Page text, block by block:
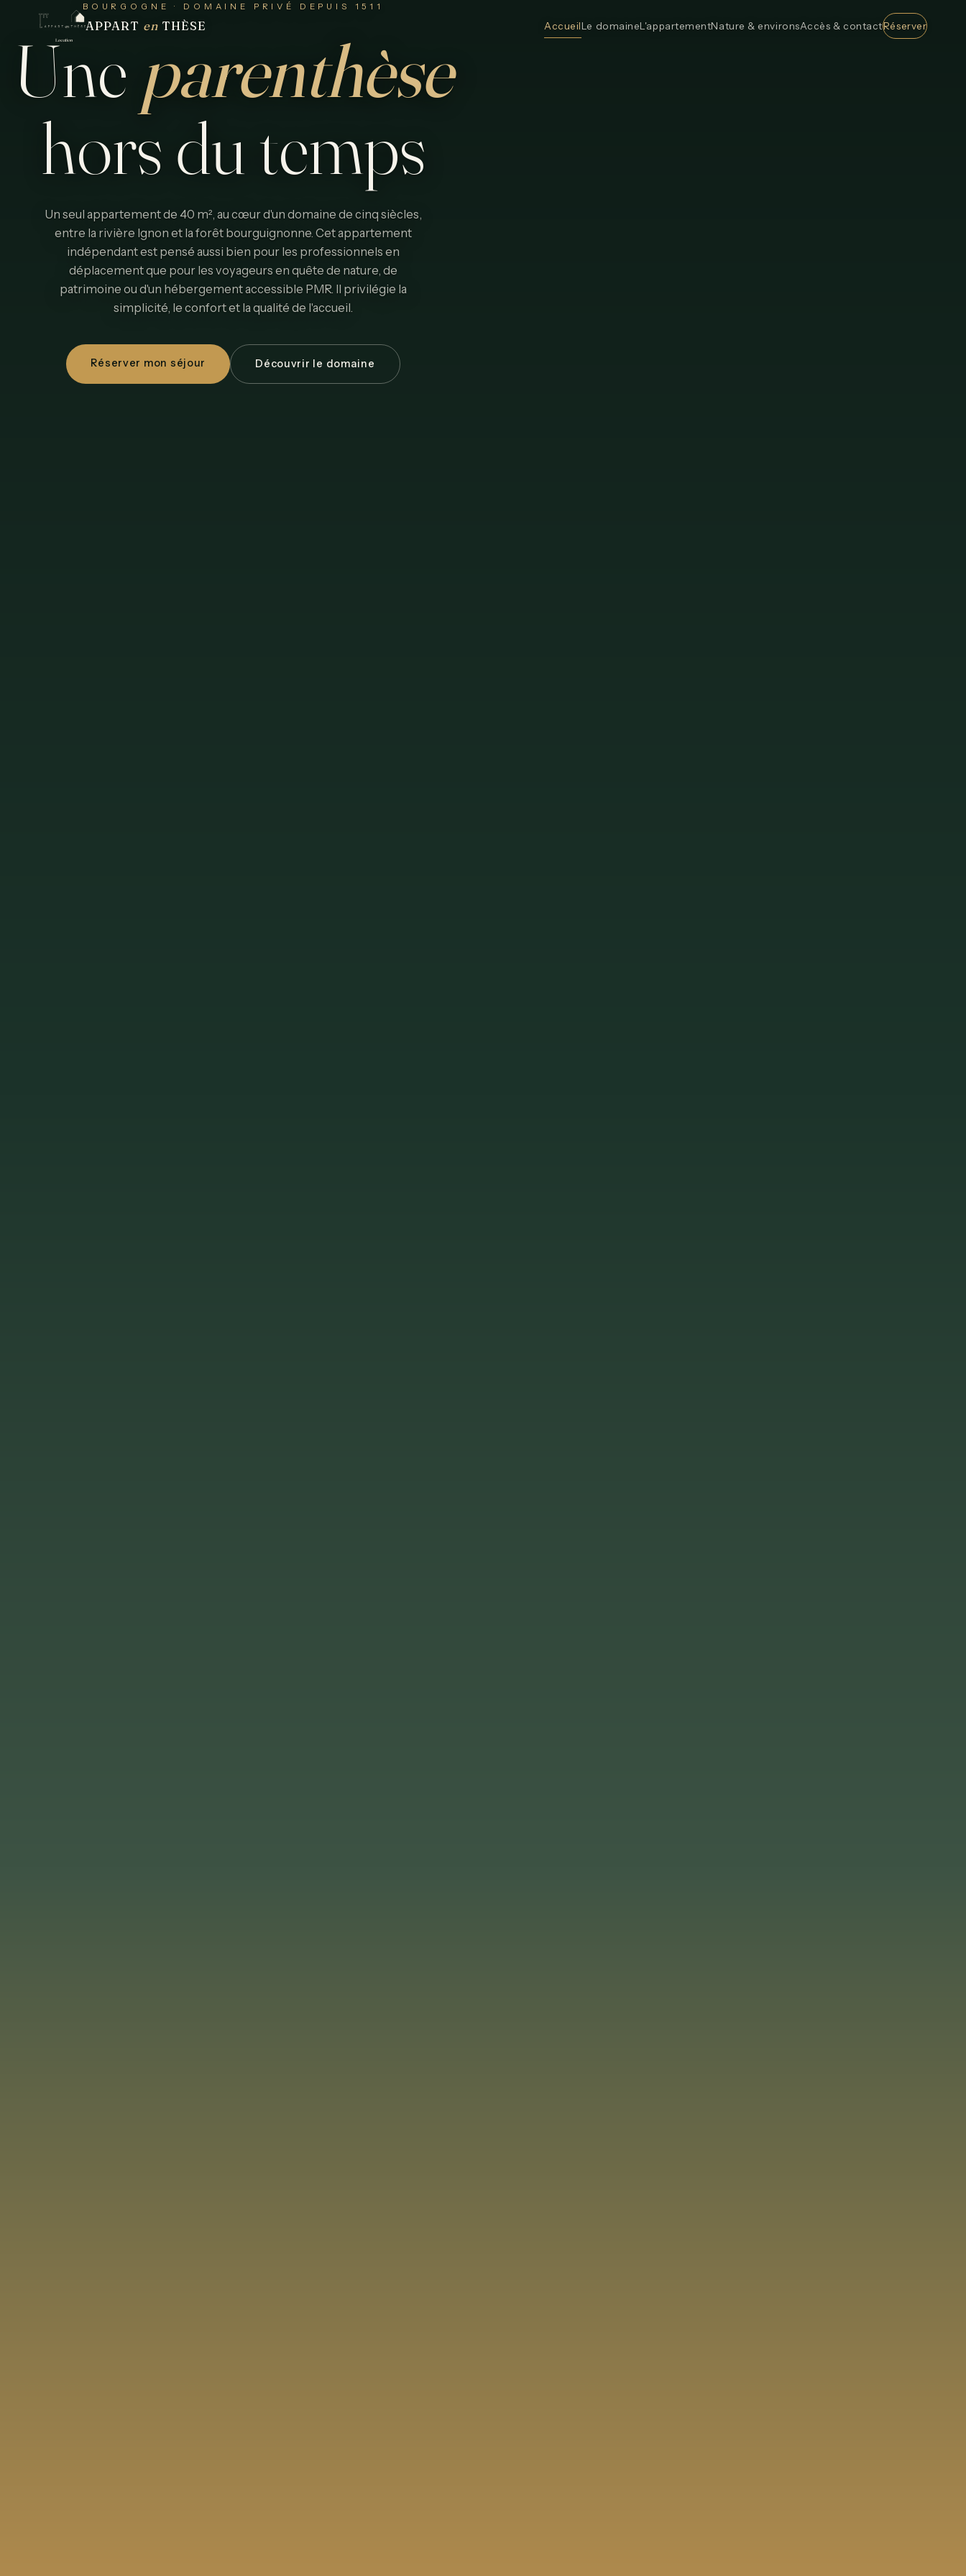
APPART en THÈSE AccueilLe domaineL'appartementNature & environsAccès & contactRéserver
BOURGOGNE · DOMAINE PRIVÉ DEPUIS 1511
Une parenthèse
horsdutemps
Un seul appartement de 40 m², au cœur d'un domaine de cinq siècles,
entre la rivière Ignon et la forêt bourguignonne. Cet appartement
indépendant est pensé aussi bien pour les professionnels en
déplacement que pour les voyageurs en quête de nature, de
patrimoine ou d'un hébergement accessible PMR. Il privilégie la
simplicité, le confort et la qualité de l'accueil.
Réserver mon séjour Découvrir le domaine